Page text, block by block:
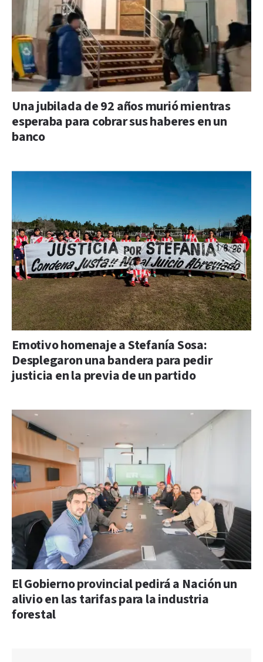
Una jubilada de 92 años murió mientras
esperaba para cobrar sus haberes en un
banco
Emotivo homenaje a Stefanía Sosa:
Desplegaron una bandera para pedir
justicia en la previa de un partido
El Gobierno provincial pedirá a Nación un
alivio en las tarifas para la industria
forestal